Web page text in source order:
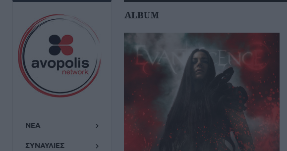
ΝΕΑ
ΣΥΝΑΥΛΙΕΣ
ALBUM